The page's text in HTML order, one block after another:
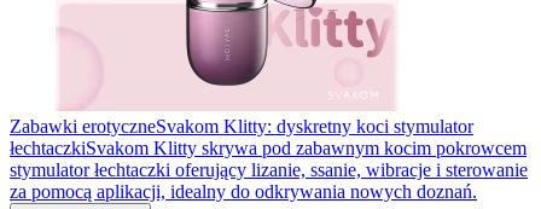
Zabawki erotyczneSvakom Klitty: dyskretny koci stymulator
łechtaczkiSvakom Klitty skrywa pod zabawnym kocim pokrowcem
stymulator łechtaczki oferujący lizanie, ssanie, wibracje i sterowanie
za pomocą aplikacji, idealny do odkrywania nowych doznań.